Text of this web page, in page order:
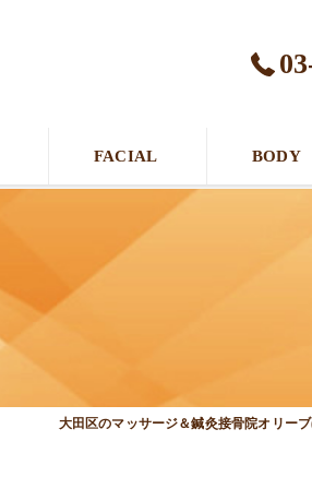
FACIAL BODY
大田区のマッサージ＆鍼灸接骨院オリー